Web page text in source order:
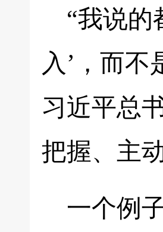
“我说的
入’，而
习近平总
把握、主
一个例